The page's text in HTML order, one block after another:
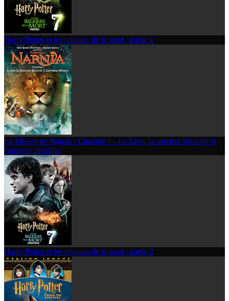
Harry Potter et les reliques de la mort : partie 1
Le Monde de Narnia : Chapitre 1 - Le Lion, la sorcière blanche et
l'armoire magique
Harry Potter et les reliques de la mort : partie 2